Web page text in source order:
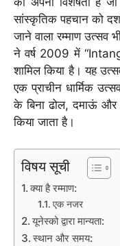
सांस्कृतिक पहचान को
जाने वाला रम्माण उत्सव
ने वर्ष 2009 में
शामिल किया है। यह
एक प्राचीन धार्मिक
के बिना ढोल, दमाऊं और
किया जाता है।
विषय सूची
क्या है रम्माण:
एक नजर
यूनेस्को द्वारा मान्यता:
स्थान और समय: